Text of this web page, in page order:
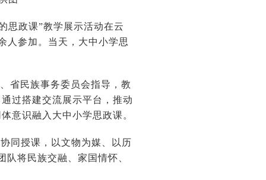
思政课”教学展示活动在云
人参加。当天，大中小学思
省民族事务委员会指导，教
过搭建交流展示平台，推动
意识融入大中小学思政课。
同授课，以文物为媒、以历
将民族交融、家国情怀、